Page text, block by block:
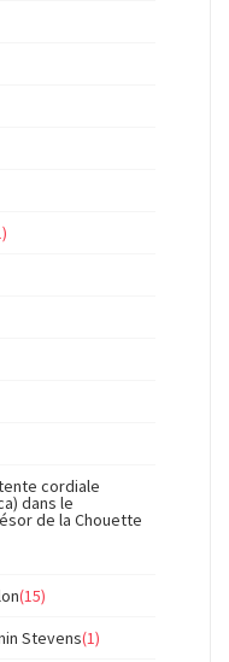
cordiale
dans le
de la Chouette
(15)
Stevens(1)